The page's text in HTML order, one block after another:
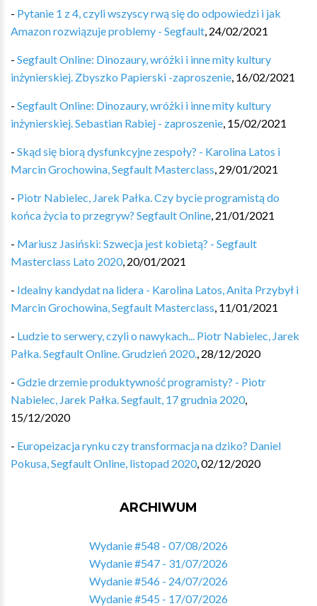
- Pytanie 1 z 4, czyli wszyscy rwą się do odpowiedzi i jak
Amazon rozwiązuje problemy - Segfault, 24/02/2021
- Segfault Online: Dinozaury, wróżki i inne mity kultury
inżynierskiej. Zbyszko Papierski -zaproszenie, 16/02/2021
- Segfault Online: Dinozaury, wróżki i inne mity kultury
inżynierskiej. Sebastian Rabiej - zaproszenie, 15/02/2021
- Skąd się biorą dysfunkcyjne zespoły? - Karolina Latos i
Marcin Grochowina, Segfault Masterclass, 29/01/2021
- Piotr Nabielec, Jarek Pałka. Czy bycie programistą do
końca życia to przegryw? Segfault Online, 21/01/2021
- Mariusz Jasiński: Szwecja jest kobietą? - Segfault
Masterclass Lato 2020, 20/01/2021
- Idealny kandydat na lidera - Karolina Latos, Anita Przybył i
Marcin Grochowina, Segfault Masterclass, 11/01/2021
- Ludzie to serwery, czyli o nawykach... Piotr Nabielec, Jarek
Pałka. Segfault Online. Grudzień 2020., 28/12/2020
- Gdzie drzemie produktywność programisty? - Piotr
Nabielec, Jarek Pałka. Segfault, 17 grudnia 2020,
15/12/2020
- Europeizacja rynku czy transformacja na dziko? Daniel
Pokusa, Segfault Online, listopad 2020,02/12/2020
ARCHIWUM
Wydanie #548 - 07/08/2026
Wydanie #547 - 31/07/2026
Wydanie #546 - 24/07/2026
Wydanie #545 - 17/07/2026